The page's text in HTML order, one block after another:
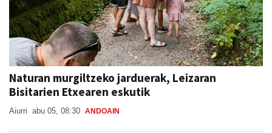
Naturan murgiltzeko jarduerak, Leizaran
Bisitarien Etxearen eskutik
Aiurri abu 05, 08:30 ANDOAIN